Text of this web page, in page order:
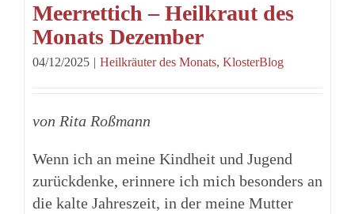
Meerrettich – Heilkraut des
Monats Dezember
04/12/2025 | Heilkräuter des Monats, KlosterBlog
von Rita Roßmann
Wenn ich an meine Kindheit und Jugend
zurückdenke, erinnere ich mich besonders an
die kalte Jahreszeit, in der meine Mutter